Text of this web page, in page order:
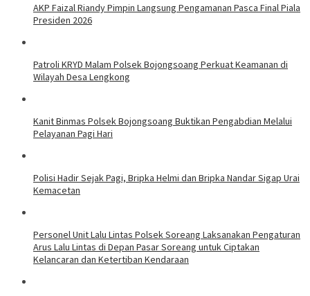
AKP Faizal Riandy Pimpin Langsung Pengamanan Pasca Final Piala
Presiden 2026
Patroli KRYD Malam Polsek Bojongsoang Perkuat Keamanan di
Wilayah Desa Lengkong
Kanit Binmas Polsek Bojongsoang Buktikan Pengabdian Melalui
Pelayanan Pagi Hari
Polisi Hadir Sejak Pagi, Bripka Helmi dan Bripka Nandar Sigap Urai
Kemacetan
Personel Unit Lalu Lintas Polsek Soreang Laksanakan Pengaturan
Arus Lalu Lintas di Depan Pasar Soreang untuk Ciptakan
Kelancaran dan Ketertiban Kendaraan